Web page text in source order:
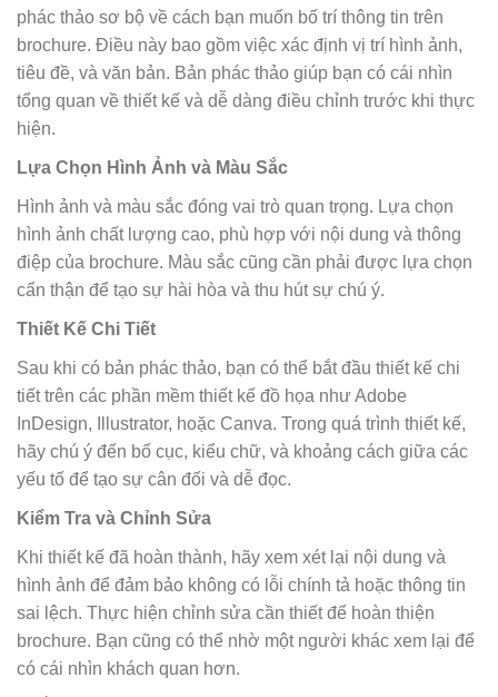
phác thảo sơ bộ về cách bạn muốn bố trí thông tin trên
brochure. Điều này bao gồm việc xác định vị trí hình ảnh,
tiêu đề, và văn bản. Bản phác thảo giúp bạn có cái nhìn
tổng quan về thiết kế và dễ dàng điều chỉnh trước khi thực
hiện.
Lựa Chọn Hình Ảnh và Màu Sắc
Hình ảnh và màu sắc đóng vai trò quan trọng. Lựa chọn
hình ảnh chất lượng cao, phù hợp với nội dung và thông
điệp của brochure. Màu sắc cũng cần phải được lựa chọn
cẩn thận để tạo sự hài hòa và thu hút sự chú ý.
Thiết Kế Chi Tiết
Sau khi có bản phác thảo, bạn có thể bắt đầu thiết kế chi
tiết trên các phần mềm thiết kế đồ họa như Adobe
InDesign, Illustrator, hoặc Canva. Trong quá trình thiết kế,
hãy chú ý đến bố cục, kiểu chữ, và khoảng cách giữa các
yếu tố để tạo sự cân đối và dễ đọc.
Kiểm Tra và Chỉnh Sửa
Khi thiết kế đã hoàn thành, hãy xem xét lại nội dung và
hình ảnh để đảm bảo không có lỗi chính tả hoặc thông tin
sai lệch. Thực hiện chỉnh sửa cần thiết để hoàn thiện
brochure. Bạn cũng có thể nhờ một người khác xem lại để
có cái nhìn khách quan hơn.